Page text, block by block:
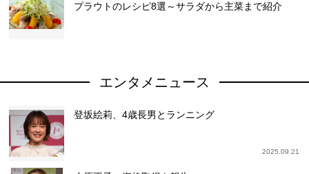
プラウトのレシピ8選～サラダから主菜まで紹介
エンタメニュース
登坂絵莉、4歳長男とランニング
2025.09.21